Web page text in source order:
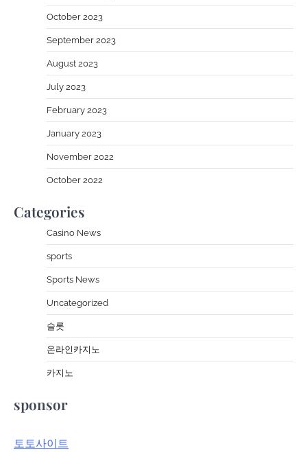
October 2023
September 2023
August 2023
July 2023
February 2023
January 2023
November 2022
October 2022
Categories
Casino News
sports
Sports News
Uncategorized
슬롯
온라인카지노
카지노
sponsor
토토사이트